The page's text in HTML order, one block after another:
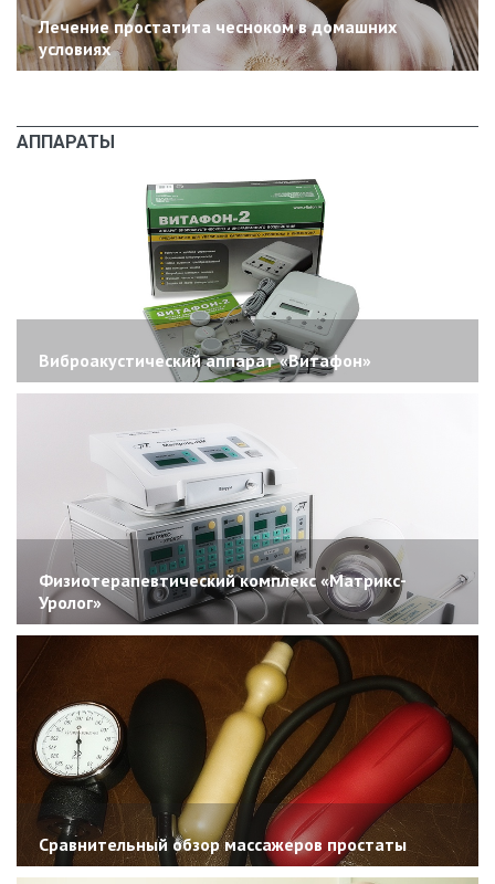
Лечение простатита чесноком в домашних
условиях
АППАРАТЫ
Виброакустический аппарат «Витафон»
Физиотерапевтический комплекс «Матрикс-
Уролог»
Сравнительный обзор массажеров простаты